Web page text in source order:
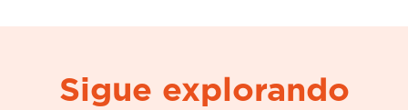
Sigue explorando